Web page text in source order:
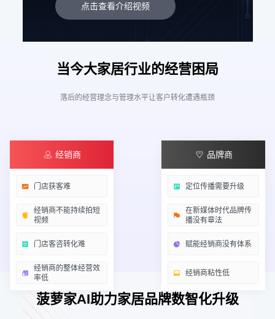
点击查看介绍视频
当今大家居行业的经营困局
落后的经营理念与管理水平让客户转化遭遇瓶颈
经销商
门店获客难
经销商不能持续拍短
视频
门店客咨转化难
经销商的整体经营效
率低
品牌商
定位传播需要升级
在新媒体时代品牌传
播没有章法
赋能经销商没有体系
经销商粘性低
菠萝家AI助力家居品牌数智化升级